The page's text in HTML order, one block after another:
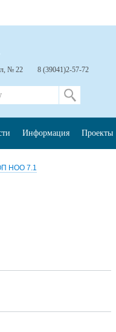
НОО 7.1
№ 22 8 (39041)2-57-72
Информация Проекты